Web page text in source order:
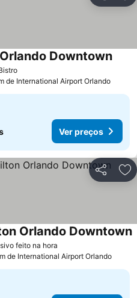
Ver preços
DowntownVer
de International Airport Orlando
Ver preços
Partilhar
feito na hora
Orlando Downtown
de International Airport Orlando